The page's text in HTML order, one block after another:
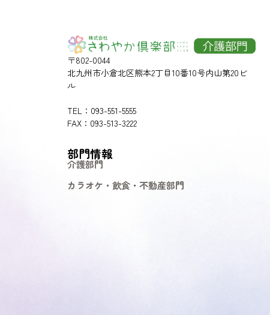
〒802-0044
北九州市小倉北区熊本2丁目10番10号内山第20ビ
ル
TEL：093-551-5555
FAX：093-513-3222
部門情報
介護部門
カラオケ・飲食・不動産部門